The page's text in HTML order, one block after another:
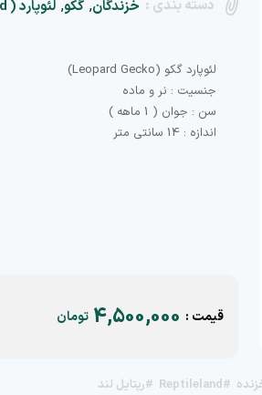
دسته بندی : خزندگان, گکو, لئوپارد ( Leopard )
اندازه : 14 سانتی متر
قیمت : 4,500,000 تومان
#Reptileland #رپتایل لند